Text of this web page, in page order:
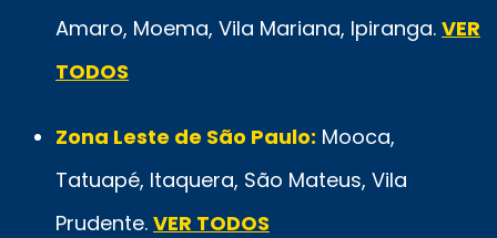
Amaro, Moema, Vila Mariana, Ipiranga. VER
TODOS
Zona Leste de São Paulo: Mooca,
Tatuapé, Itaquera, São Mateus, Vila
Prudente. VER TODOS